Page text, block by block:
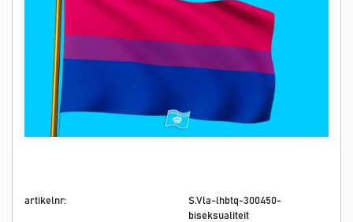
artikelnr:
S.Vla-lhbtq-300450-
biseksualiteit